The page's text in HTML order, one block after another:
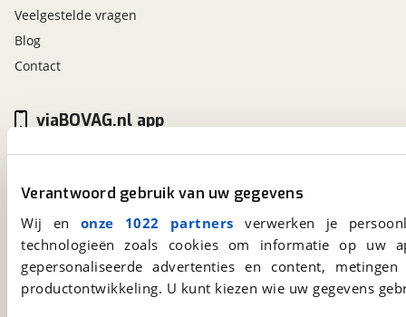
Verantwoord gebruik van uw gegevens
Wij en onze 1022 partners verwerken je
technologieën zoals cookies om informatie op
gepersonaliseerde advertenties en content,
productontwikkeling. U kunt kiezen wie uw gegevens
Veelgestelde vragen
Blog
Contact
viaBOVAG.nl
Kosterijland
15
3981 AJ Bunnik
Een initiatief van
viaBOVAG.nl app